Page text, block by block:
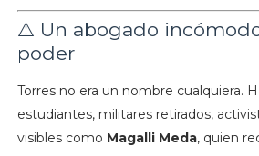
⚠️ Un abogado
poder
Torres no era un nombre cualquiera.
estudiantes, militares retirados,
visibles como Magalli Meda, quien